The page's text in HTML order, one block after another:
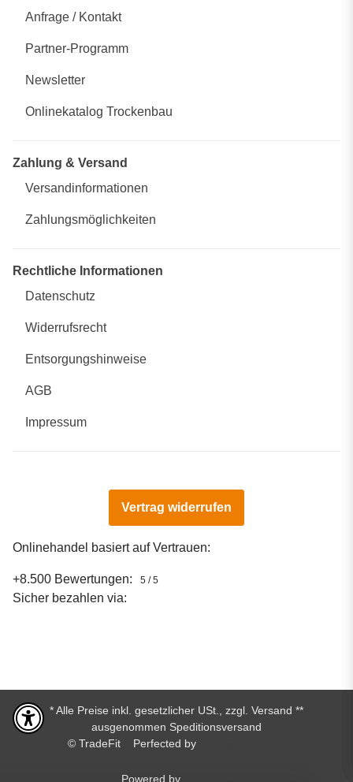
Anfrage / Kontakt
Partner-Programm
Newsletter
Onlinekatalog Trockenbau
Zahlung & Versand
Versandinformationen
Zahlungsmöglichkeiten
Rechtliche Informationen
Datenschutz
Widerrufsrecht
Entsorgungshinweise
AGB
Impressum
Vertrag widerrufen
Onlinehandel basiert auf Vertrauen:
+8.500 Bewertungen: 5 / 5
Sicher bezahlen via:
* Alle Preise inkl. gesetzlicher USt., zzgl. Versand **
ausgenommen Speditionsversand
© TradeFit
Perfected by
Powered by